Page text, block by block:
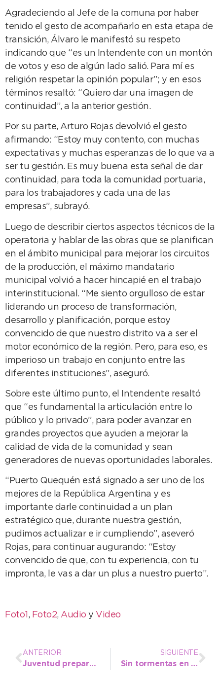
Agradeciendo al Jefe de la comuna por haber
tenido el gesto de acompañarlo en esta etapa de
transición, Álvaro le manifestó su respeto
indicando que “es un Intendente con un montón
de votos y eso de algún lado salió. Para mí es
religión respetar la opinión popular”; y en esos
términos resaltó: “Quiero dar una imagen de
continuidad”, a la anterior gestión.
Por su parte, Arturo Rojas devolvió el gesto
afirmando: “Estoy muy contento, con muchas
expectativas y muchas esperanzas de lo que va a
ser tu gestión. Es muy buena esta señal de dar
continuidad, para toda la comunidad portuaria,
para los trabajadores y cada una de las
empresas”, subrayó.
Luego de describir ciertos aspectos técnicos de la
operatoria y hablar de las obras que se planifican
en el ámbito municipal para mejorar los circuitos
de la producción, el máximo mandatario
municipal volvió a hacer hincapié en el trabajo
interinstitucional. “Me siento orgulloso de estar
liderando un proceso de transformación,
desarrollo y planificación, porque estoy
convencido de que nuestro distrito va a ser el
motor económico de la región. Pero, para eso, es
imperioso un trabajo en conjunto entre las
diferentes instituciones”, aseguró.
Sobre este último punto, el Intendente resaltó
que “es fundamental la articulación entre lo
público y lo privado”, para poder avanzar en
grandes proyectos que ayuden a mejorar la
calidad de vida de la comunidad y sean
generadores de nuevas oportunidades laborales.
“Puerto Quequén está signado a ser uno de los
mejores de la República Argentina y es
importante darle continuidad a un plan
estratégico que, durante nuestra gestión,
pudimos actualizar e ir cumpliendo”, aseveró
Rojas, para continuar augurando: “Estoy
convencido de que, con tu experiencia, con tu
impronta, le vas a dar un plus a nuestro puerto”.
Foto1 , Foto2, Audio y Video
ANTERIOR
Juventud prepara otro vivo, esta vez junto a alumnos del Ikastola
SIGUIENTE
Sin tormentas en el pronóstico del SMN, se vienen varios días de buen clima